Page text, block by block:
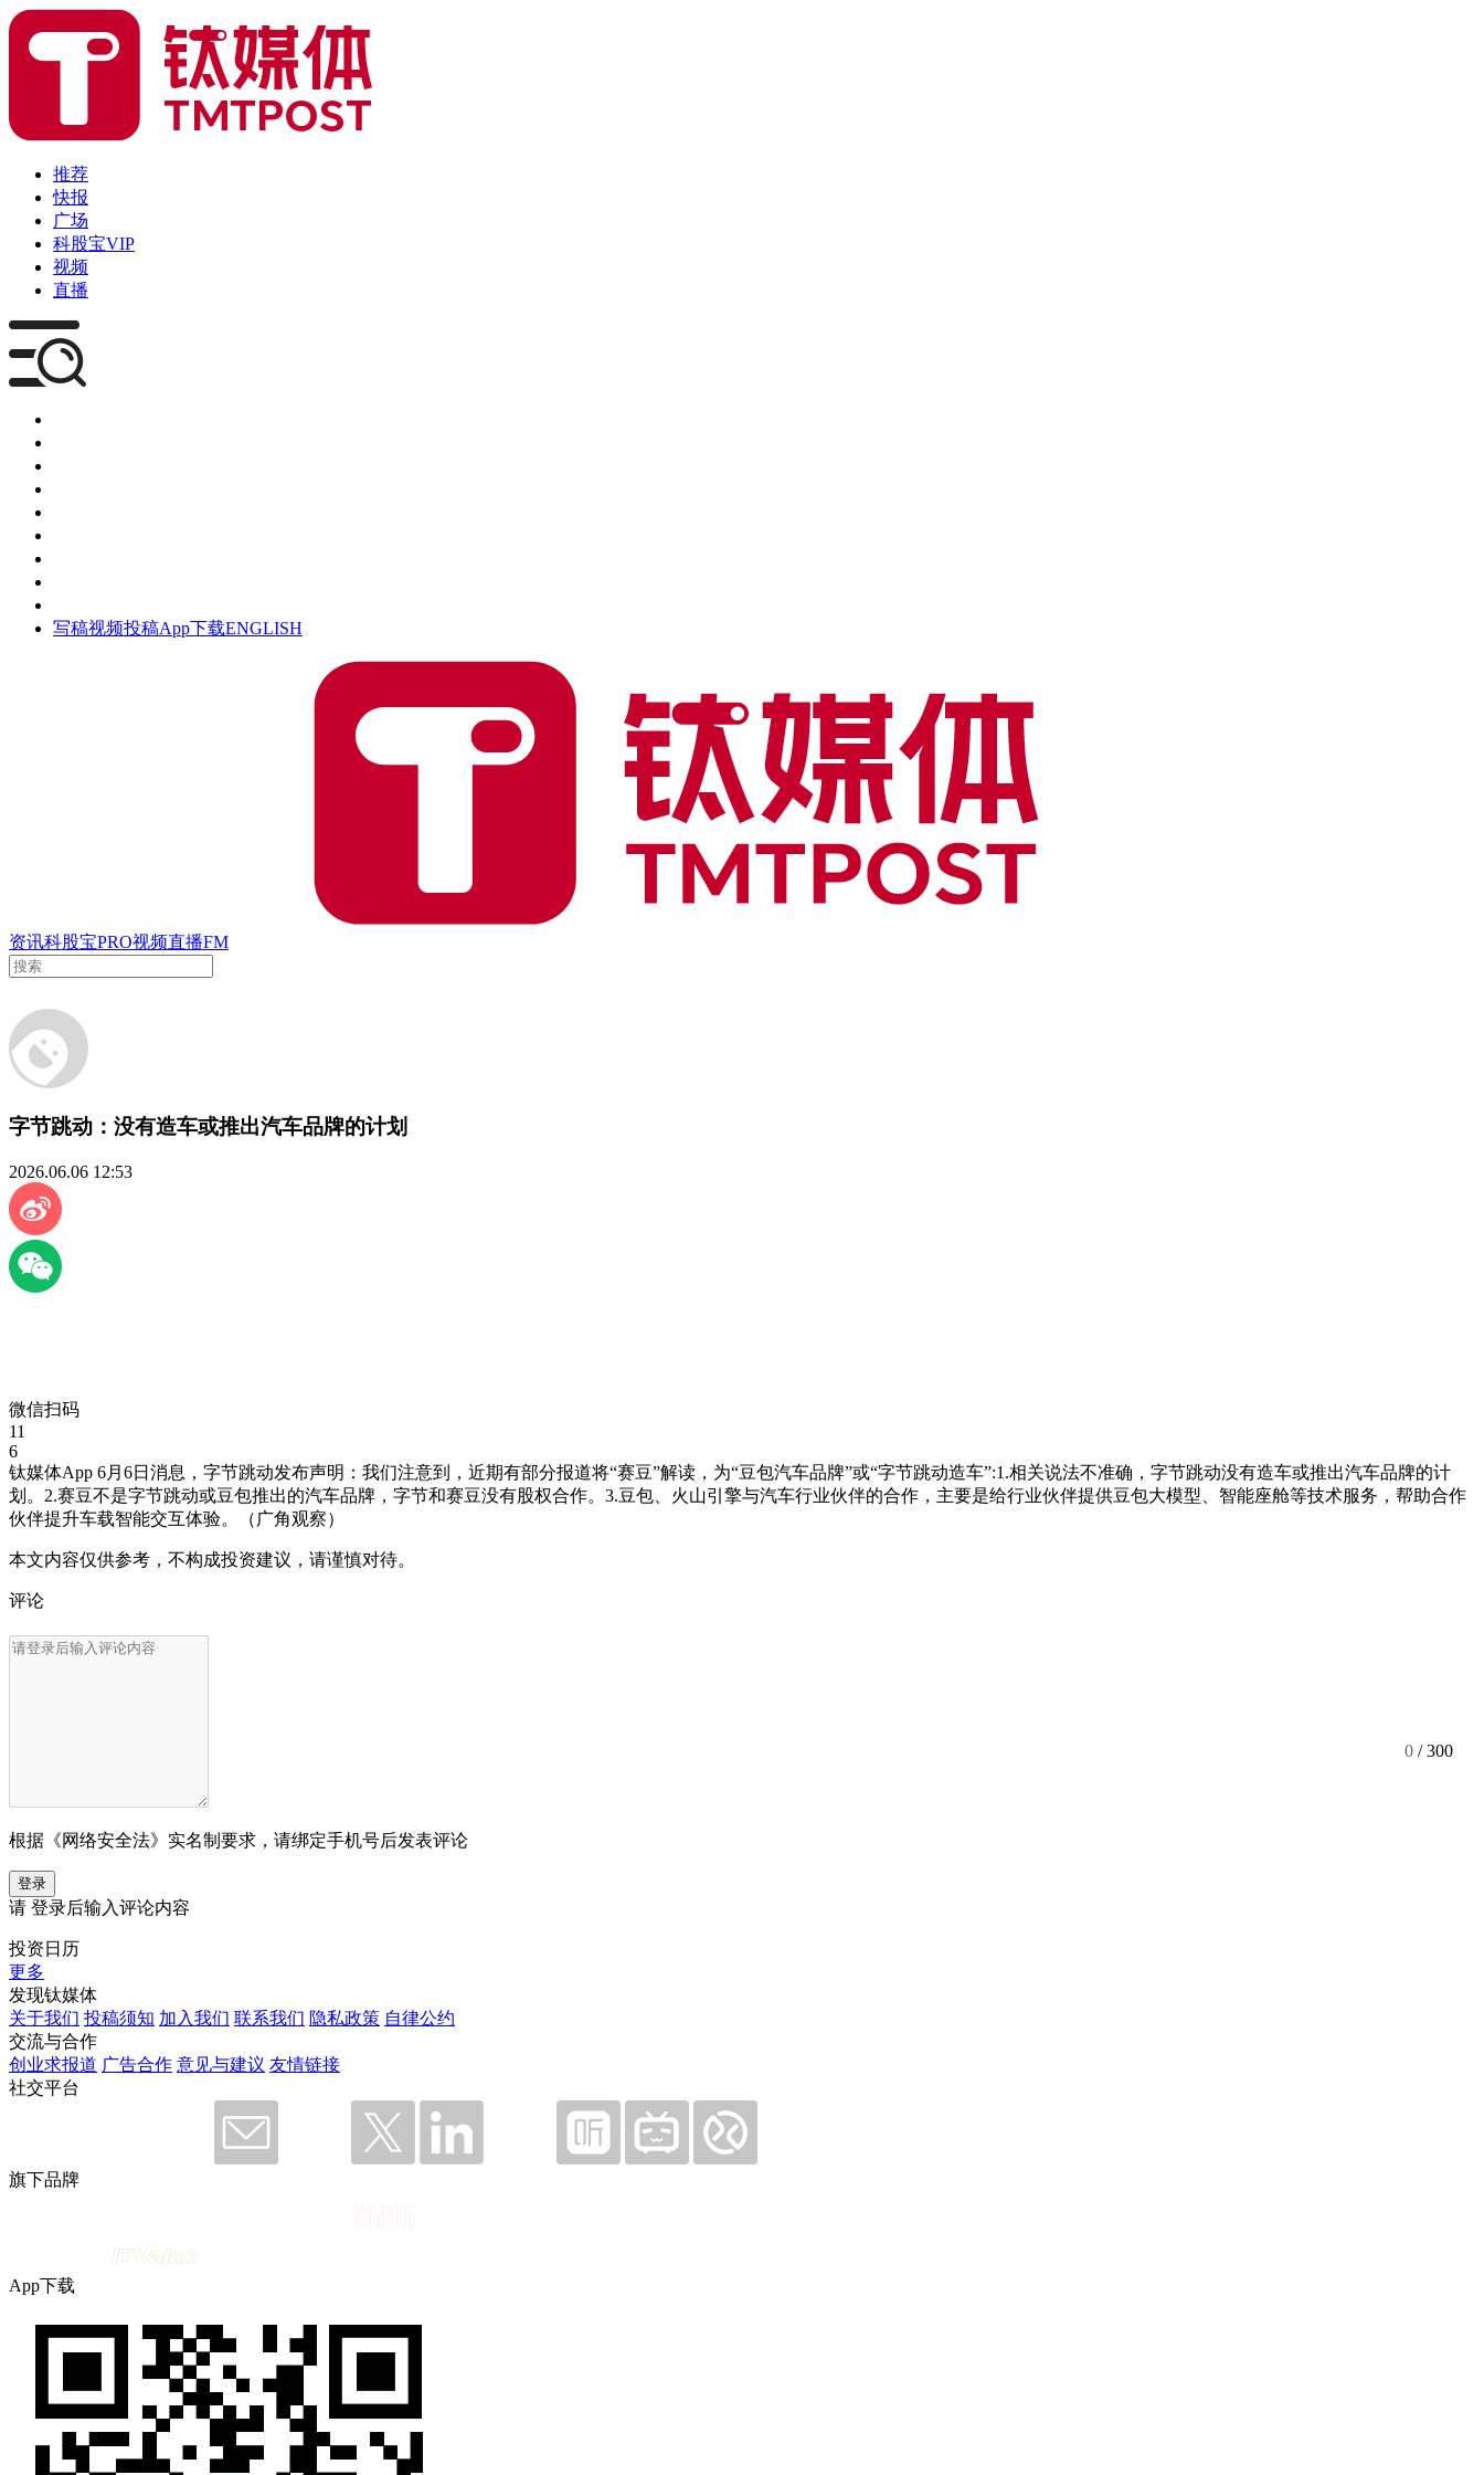
推荐
快报
广场
科股宝VIP
视频
直播
写稿视频投稿App下载ENGLISH
资讯科股宝PRO视频直播FM
字节跳动：没有造车或推出汽车品牌的计划
2026.06.06 12:53
微信扫码
11
6
钛媒体App 6月6日消息，字节跳动发布声明：我们注意到，近期有部分报道将“赛豆”解读，为“豆包汽车品牌”或“字节跳动造车”:1.相关说法不准确，字节跳动没有造车或推出汽车品牌的计
划。2.赛豆不是字节跳动或豆包推出的汽车品牌，字节和赛豆没有股权合作。3.豆包、火山引擎与汽车行业伙伴的合作，主要是给行业伙伴提供豆包大模型、智能座舱等技术服务，帮助合作
伙伴提升车载智能交互体验。（广角观察）
本文内容仅供参考，不构成投资建议，请谨慎对待。
评论
0 / 300
根据《网络安全法》实名制要求，请绑定手机号后发表评论
登录
请 登录后输入评论内容
投资日历
更多
发现钛媒体
关于我们 投稿须知 加入我们 联系我们 隐私政策 自律公约
交流与合作
创业求报道 广告合作 意见与建议 友情链接
社交平台
旗下品牌
App下载